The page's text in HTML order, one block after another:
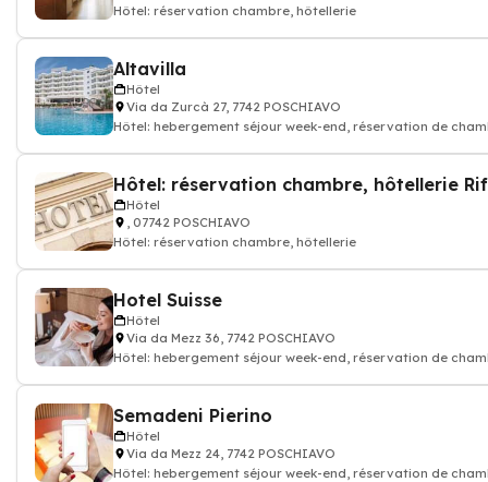
Hôtel: réservation chambre, hôtellerie
Altavilla
Hôtel
Via da Zurcà 27, 7742 POSCHIAVO
Hôtel: hebergement séjour week-end, réservation de
Hôtel
, 07742 POSCHIAVO
Hôtel: réservation chambre, hôtellerie
Hotel Suisse
Hôtel
Via da Mezz 36, 7742 POSCHIAVO
Hôtel: hebergement séjour week-end, réservation de
Semadeni Pierino
Hôtel
Via da Mezz 24, 7742 POSCHIAVO
Hôtel: hebergement séjour week-end, réservation de